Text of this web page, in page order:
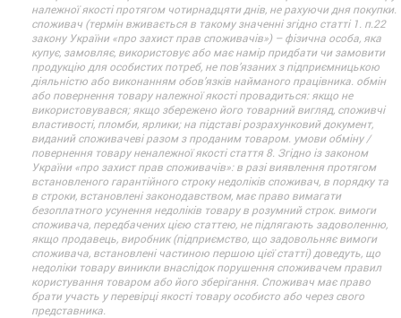
належної якості протягом чотирнадцяти днів, не рахуючи дня покупки.
споживач (термін вживається в такому значенні згідно статті 1. п.22
закону України «про захист прав споживачів») – фізична особа, яка
купує, замовляє, використовує або має намір придбати чи замовити
продукцію для особистих потреб, не пов’язаних з підприємницькою
діяльністю або виконанням обов’язків найманого працівника. обмін
або повернення товару належної якості провадиться: якщо не
використовувався; якщо збережено його товарний вигляд, споживчі
властивості, пломби, ярлики; на підставі розрахунковий документ,
виданий споживачеві разом з проданим товаром. умови обміну /
повернення товару неналежної якості стаття 8. Згідно із законом
України «про захист прав споживачів»: в разі виявлення протягом
встановленого гарантійного строку недоліків споживач, в порядку та
в строки, встановлені законодавством, має право вимагати
безоплатного усунення недоліків товару в розумний строк. вимоги
споживача, передбачених цією статтею, не підлягають задоволенню,
якщо продавець, виробник (підприємство, що задовольняє вимоги
споживача, встановлені частиною першою цієї статті) доведуть, що
недоліки товару виникли внаслідок порушення споживачем правил
користування товаром або його зберігання. Споживач має право
брати участь у перевірці якості товару особисто або через свого
представника.